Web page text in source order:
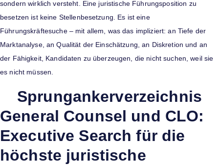
sondern wirklich versteht. Eine juristische Führungsposition zu
besetzen ist keine Stellenbesetzung. Es ist eine
Führungskräftesuche – mit allem, was das impliziert: an Tiefe der
Marktanalyse, an Qualität der Einschätzung, an Diskretion und an
der Fähigkeit, Kandidaten zu überzeugen, die nicht suchen, weil sie
es nicht müssen.
Sprungankerverzeichnis
General Counsel und CLO:
Executive Search für die
höchste juristische